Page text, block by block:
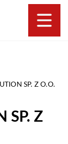
SP. Z O.O.
SP. Z